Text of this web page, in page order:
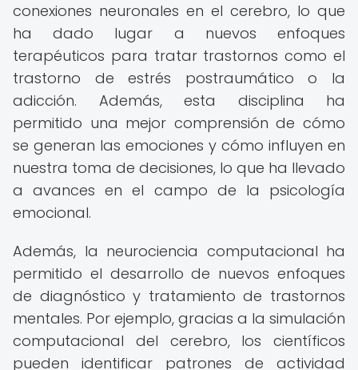
conexiones neuronales en el cerebro, lo que
ha dado lugar a nuevos enfoques
terapéuticos para tratar trastornos como el
trastorno de estrés postraumático o la
adicción. Además, esta disciplina ha
permitido una mejor comprensión de cómo
se generan las emociones y cómo influyen en
nuestra toma de decisiones, lo que ha llevado
a avances en el campo de la psicología
emocional.
Además, la neurociencia computacional ha
permitido el desarrollo de nuevos enfoques
de diagnóstico y tratamiento de trastornos
mentales. Por ejemplo, gracias a la simulación
computacional del cerebro, los científicos
pueden identificar patrones de actividad